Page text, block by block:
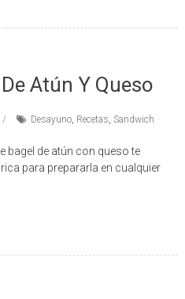
Atún Y Queso
Desayuno, Recetas, Sandwich
bagel de atún con queso te
para prepararla en cualquier